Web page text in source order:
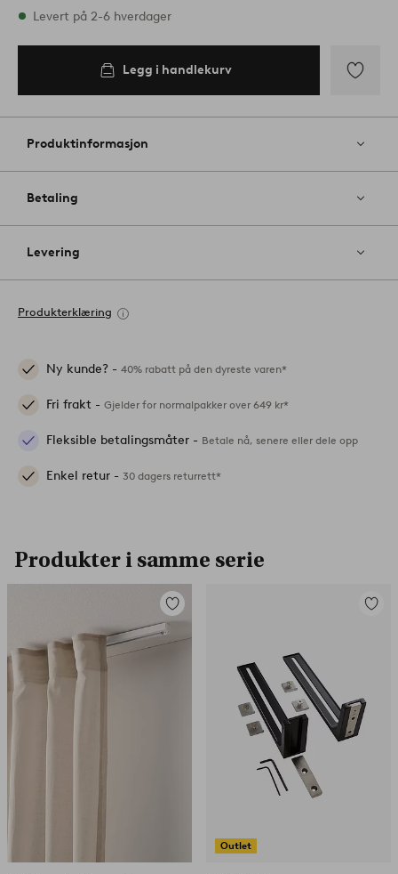
På lager
Levert på 2-6 hverdager
Legg i handlekurv
til
Produktinformasjon
Betaling
Levering
Produkterklæring
Ny kunde? - 40% rabatt på den dyreste varen*
Fri frakt - Gjelder for normalpakker over 649 kr*
Fleksible betalingsmåter - Betale nå, senere eller dele opp
Enkel retur - 30 dagers returrett*
Produkter i samme serie
Legg
til
favoritter
Outlet
Legg